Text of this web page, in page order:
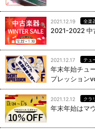
2021.12.19 全楽
2021-2022 中
2021.12.17 テュ
年末年始チュ
プレッション
2021.12.12 クラ
年末年始はマ